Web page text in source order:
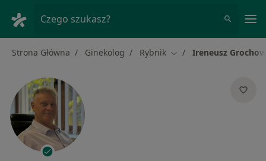
Czego szukasz?
Strona Główna Ginekolog Rybnik Zmień miasto
Ireneusz